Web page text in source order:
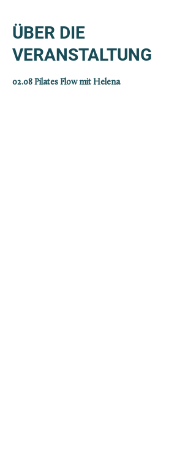
ÜBER DIE
VERANSTALTUNG
02.08 Pilates Flow mit Helena